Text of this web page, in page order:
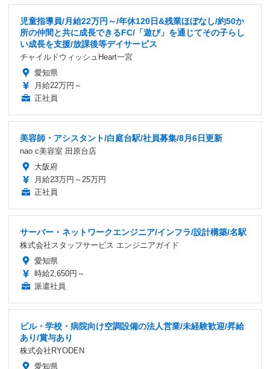
児童指導員/月給22万円～/年休120日&残業ほぼなし/約50か
所の仲間と共に成長できるFC/「遊び」を通じてその子らし
い成長を支援/放課後等デイサービス
チャイルドウィッシュHeart一宮
愛知県
月給22万円～
正社員
美容師・アシスタント/白庭台駅/社員募集/8月6日更新
nao c美容室 田原台店
大阪府
月給23万円～25万円
正社員
サーバー・ネットワークエンジニア/インフラ/設計構築/名駅
株式会社スタッフサービス エンジニアガイド
愛知県
時給2,650円～
派遣社員
ビル・学校・病院向け空調設備の法人営業/未経験歓迎/昇給
あり/賞与あり
株式会社RYODEN
愛知県